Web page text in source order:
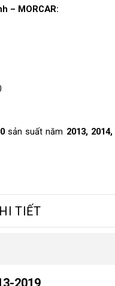
– MORCAR:
sản suất năm 2013, 2014,